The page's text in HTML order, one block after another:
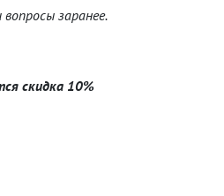
заранее.
скидка 10%